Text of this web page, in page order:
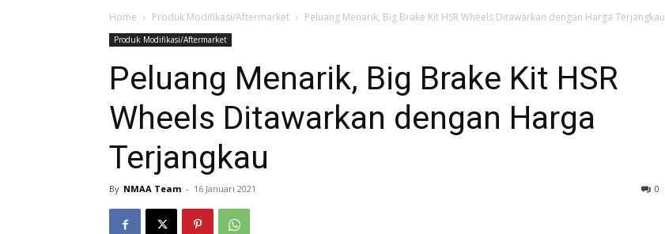
Home Produk Modifikasi/Aftermarket Peluang Menarik, Big Brake Kit HSR Wheels Ditawarkan dengan Harga Terjangkau
Produk Modifikasi/Aftermarket
Peluang Menarik, Big Brake Kit HSR
Wheels Ditawarkan dengan Harga
Terjangkau
By NMAA Team - 16 Januari 2021 0